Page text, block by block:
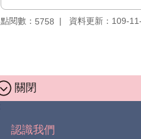
點閱數： 5758 資料更新：109-
關閉
認識我們